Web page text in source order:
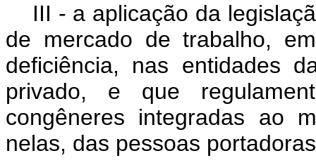
III - a aplicação da
de mercado de trabalho,
deficiência, nas entidades
privado, e que
congêneres integradas ao
nelas, das pessoas